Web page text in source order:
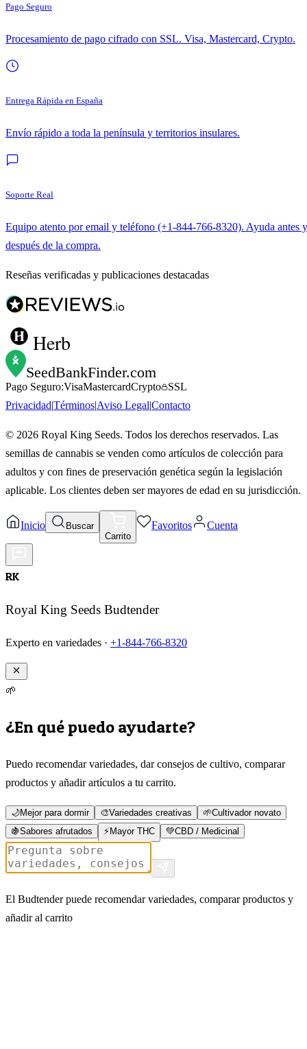
Pago Seguro
Procesamiento de pago cifrado con SSL. Visa, Mastercard, Crypto.
Entrega Rápida en España
Envío rápido a toda la península y territorios insulares.
Soporte Real
Equipo atento por email y teléfono (+1-844-766-8320). Ayuda antes y
después de la compra.
Reseñas verificadas y publicaciones destacadas
Herb
SeedBankFinder.com
Pago Seguro:VisaMastercardCrypto
SSL
PrivacidadTérminosAviso LegalContacto
© 2026 Royal King Seeds. Todos los derechos reservados. Las
semillas de cannabis se venden como artículos de colección para
adultos y con fines de preservación genética según la legislación
aplicable. Los clientes deben ser mayores de edad en su jurisdicción.
Inicio
Buscar
Carrito
Favoritos Cuenta
RK
Royal King Seeds Budtender
Experto en variedades · +1-844-766-8320
🌱
¿En qué puedo ayudarte?
Puedo recomendar variedades, dar consejos de cultivo, comparar
productos y añadir artículos a tu carrito.
🌙Mejor para dormir 🎨Variedades creativas 🌱Cultivador novato
🍇Sabores afrutados ⚡Mayor THC 💚CBD / Medicinal
El Budtender puede recomendar variedades, comparar productos y
añadir al carrito